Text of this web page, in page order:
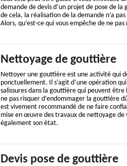
demande de devis d’un projet de pose de
de cela, la réalisation de la demande n’a
Alors, qu’est-ce qui vous empêche de ne
Nettoyage de gouttière
Nettoyer une gouttière est une activité qui
ponctuellement. Il s’agit d’une opération
salissures dans la gouttière qui peuvent
ne pas risquer d’endommager la gouttière
est vivement recommandé de ne faire
mise en œuvre des travaux de nettoyage
également son état.
Devis pose de gouttière